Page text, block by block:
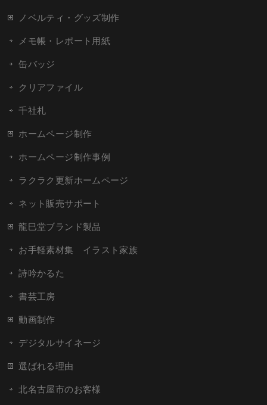
ノベルティ・グッズ制作
メモ帳・レポート用紙
缶バッジ
クリアファイル
千社札
ホームページ制作
ホームページ制作事例
ラクラク更新ホームページ
ネット販売サポート
龍巳堂ブランド製品
お手軽素材集 イラスト家族
詩吟かるた
書芸工房
動画制作
デジタルサイネージ
選ばれる理由
北名古屋市のお客様